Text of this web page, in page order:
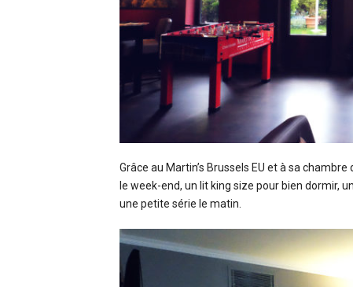
Grâce au Martin’s Brussels EU et à sa
le week-end, un lit king size pour bien dormir,
une petite série le matin.